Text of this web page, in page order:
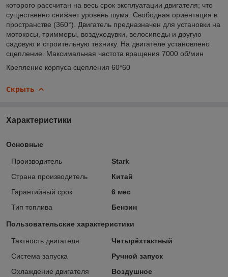
которого рассчитан на весь срок эксплуатации двигателя; что
существенно снижает уровень шума. Свободная ориентация в
пространстве (360°). Двигатель предназначен для установки на
мотокосы, триммеры, воздуходувки, велосипеды и другую
садовую и строительную технику. На двигателе установлено
сцепление. Максимальная частота вращения 7000 об/мин
Крепление корпуса сцепления 60*60
Скрыть
Характеристики
Основные
Производитель
Stark
Страна производитель
Китай
Гарантийный срок
6 мес
Тип топлива
Бензин
Пользовательские характеристики
Тактность двигателя
Четырёхтактный
Система запуска
Ручной запуск
Охлаждение двигателя
Воздушное